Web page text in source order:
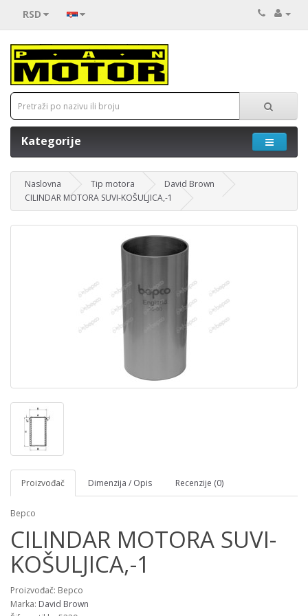
RSD
Kategorije
Naslovna Tip motora
David Brown
CILINDAR MOTORA SUVI-KOŠULJICA,-1
Proizvođač Dimenzija / Opis Recenzije (0)
Bepco
CILINDAR MOTORA SUVI-
KOŠULJICA,-1
Proizvođač: Bepco
Marka: David Brown